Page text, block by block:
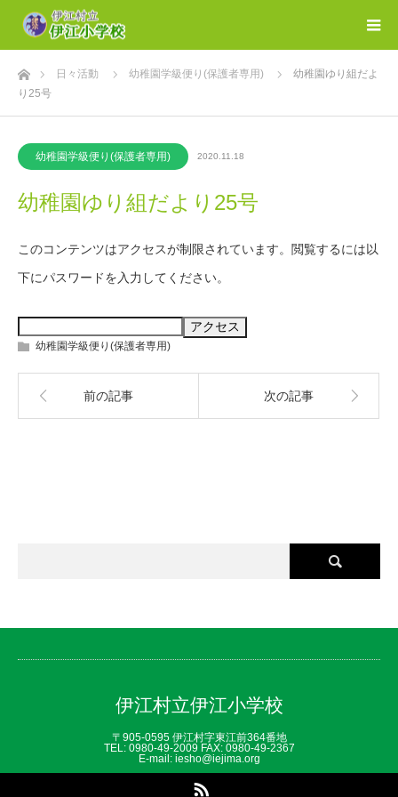
ホーム日々活動 幼稚園学級便り(保護者専用)
幼稚園ゆり組だよ
り25号
幼稚園学級便り(保護者専用) 2020.11.18
幼稚園ゆり組だより25号
このコンテンツはアクセスが制限されています。閲覧するには以
下にパスワードを入力してください。
幼稚園学級便り(保護者専用)
前の記事 次の記事
伊江村立伊江小学校
〒905-0595 伊江村字東江前364番地
TEL: 0980‐49‐2009 FAX: 0980‐49‐2367
E-mail: iesho@iejima.org